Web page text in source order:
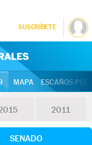
SUSCRÍBETE
MAPA ESCAÑOS
2011
SENADO